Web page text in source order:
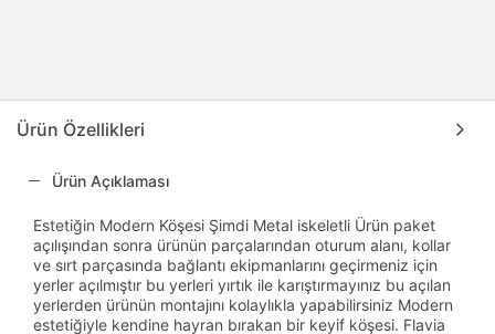
Ürün Özellikleri
Ürün Açıklaması
Estetiğin Modern Köşesi Şimdi Metal iskeletli Ürün paket
açılışından sonra ürünün parçalarından oturum alanı, kollar
ve sırt parçasında bağlantı ekipmanlarını geçirmeniz için
yerler açılmıştır bu yerleri yırtık ile karıştırmayınız bu açılan
yerlerden ürünün montajını kolaylıkla yapabilirsiniz Modern
estetiğiyle kendine hayran bırakan bir keyif köşesi. Flavia